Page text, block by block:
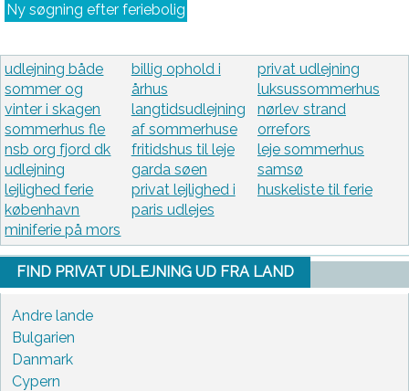
Ny søgning efter feriebolig
udlejning både
sommer og
vinter i skagen
sommerhus fle
nsb org fjord dk
udlejning
lejlighed ferie
københavn
miniferie på mors
billig ophold i
århus
langtidsudlejning
af sommerhuse
fritidshus til leje
garda søen
privat lejlighed i
paris udlejes
privat udlejning
luksussommerhus
nørlev strand
orrefors
leje sommerhus
samsø
huskeliste til ferie
FIND PRIVAT UDLEJNING UD FRA LAND
Andre lande
Bulgarien
Danmark
Cypern